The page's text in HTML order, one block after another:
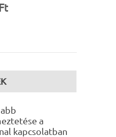
a
kapcsolatban